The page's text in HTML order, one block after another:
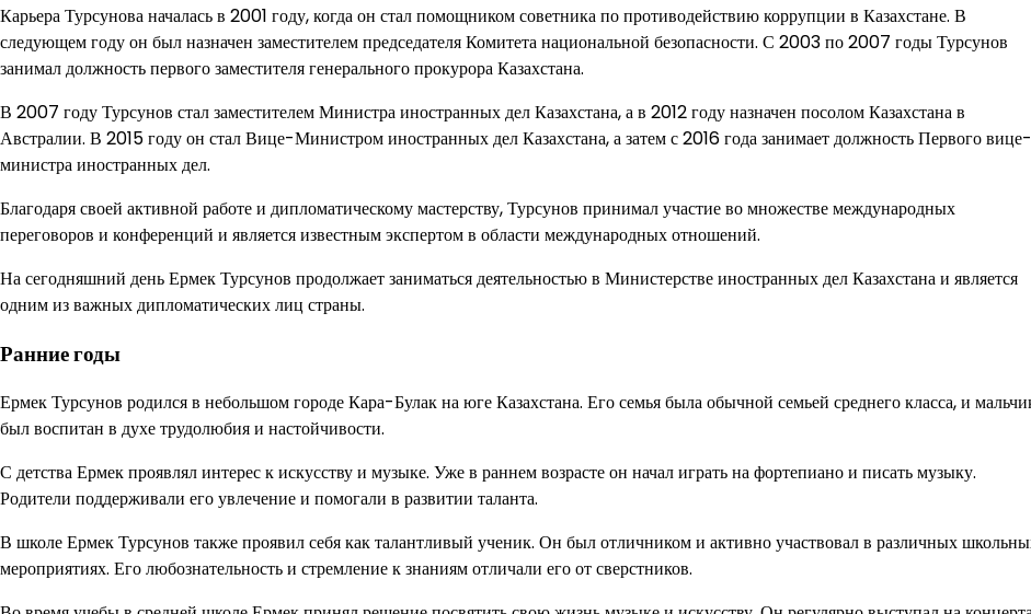
Карьера Турсунова началась в 2001 году, когда он стал помощником советника по противодействию коррупции в Казахстане. В
следующем году он был назначен заместителем председателя Комитета национальной безопасности. С 2003 по 2007 годы Турсунов
занимал должность первого заместителя генерального прокурора Казахстана.
В 2007 году Турсунов стал заместителем Министра иностранных дел Казахстана, а в 2012 году назначен посолом Казахстана в
Австралии. В 2015 году он стал Вице-Министром иностранных дел Казахстана, а затем с 2016 года занимает должность Первого вице-
министра иностранных дел.
Благодаря своей активной работе и дипломатическому мастерству, Турсунов принимал участие во множестве международных
переговоров и конференций и является известным экспертом в области международных отношений.
На сегодняшний день Ермек Турсунов продолжает заниматься деятельностью в Министерстве иностранных дел Казахстана и является
одним из важных дипломатических лиц страны.
Ранние годы
Ермек Турсунов родился в небольшом городе Кара-Булак на юге Казахстана. Его семья была обычной семьей среднего класса, и
был воспитан в духе трудолюбия и настойчивости.
С детства Ермек проявлял интерес к искусству и музыке. Уже в раннем возрасте он начал играть на фортепиано и писать музыку.
Родители поддерживали его увлечение и помогали в развитии таланта.
В школе Ермек Турсунов также проявил себя как талантливый ученик. Он был отличником и активно участвовал в различных
мероприятиях. Его любознательность и стремление к знаниям отличали его от сверстников.